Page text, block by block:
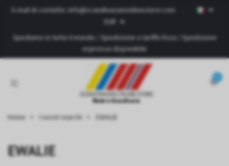
E-mail di contatto: info@scandinavianonlinestore.com
EUR
Spediamo in tutto il mondo / Spedizione a tariffa fissa / Spedizione
espressa disponibile
Home I nostri marchi EWALIE
EWALIE